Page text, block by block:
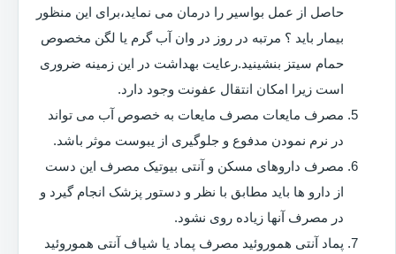
حاصل از عمل بواسیر را درمان می نماید،برای این منظور
بیمار باید ؟ مرتبه در روز در وان آب گرم یا لگن مخصوص
حمام سیتز بنشینید.رعایت بهداشت در این زمینه ضروری
است زیرا امکان انتقال عفونت وجود دارد.
مصرف مایعات مصرف مایعات به خصوص آب می تواند
در نرم نمودن مدفوع و جلوگیری از یبوست موثر باشد.
مصرف داروهای مسکن و آنتی بیوتیک مصرف این دست
از دارو ها باید مطابق با نظر و دستور پزشک انجام گیرد و
در مصرف آنها زیاده روی نشود.
پماد آنتی هموروئید مصرف پماد یا شیاف آنتی هموروئید